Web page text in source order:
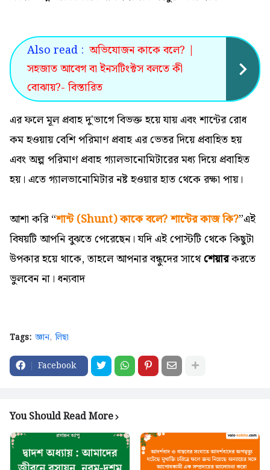
Also read : অভিযোজন কাকে বলে? |
সহজাত আবেগ বা ইনসটিংক্টস বলতে কী
বোঝায়?- বিস্তারিত
এর ফলে মূল প্রবাহ দু'ভাগে বিভক্ত হয়ে যায় এবং শান্টের রোধ
কম হওয়ায় বেশি পরিমাণ প্রবাহ এর ভেতর দিয়ে প্রবাহিত হয়
এবং অল্প পরিমাণ প্রবাহ গ্যালভানোমিটারের মধ্য দিয়ে প্রবাহিত
হয়। এতে গ্যালভানোমিটার নষ্ট হওয়ার হাত থেকে রক্ষা পায়।
আশা করি“শান্ট (Shunt) কাকে বলে? শান্টের কাজ কি?”এই
বিষয়টি আপনি বুঝতে পেরেছেন। যদি এই পোস্টটি থেকে কিছুটা
উপকার হয়ে থাকে, তাহলে আপনার বন্ধুদের সাথেশেয়ারকরতে
ভুলবেন না। ধন্যবাদ
Tags: জ্ঞান লিছা
Facebook
You Should Read More